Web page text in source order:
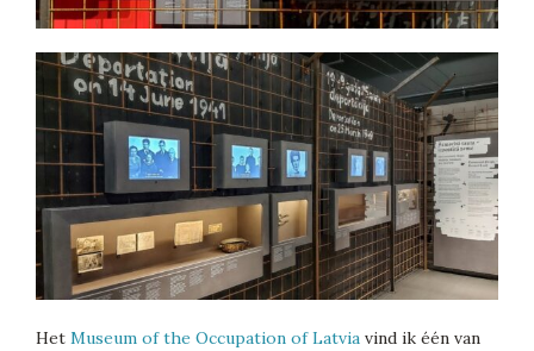
Het Museum of the Occupation of Latvia vind ik één van